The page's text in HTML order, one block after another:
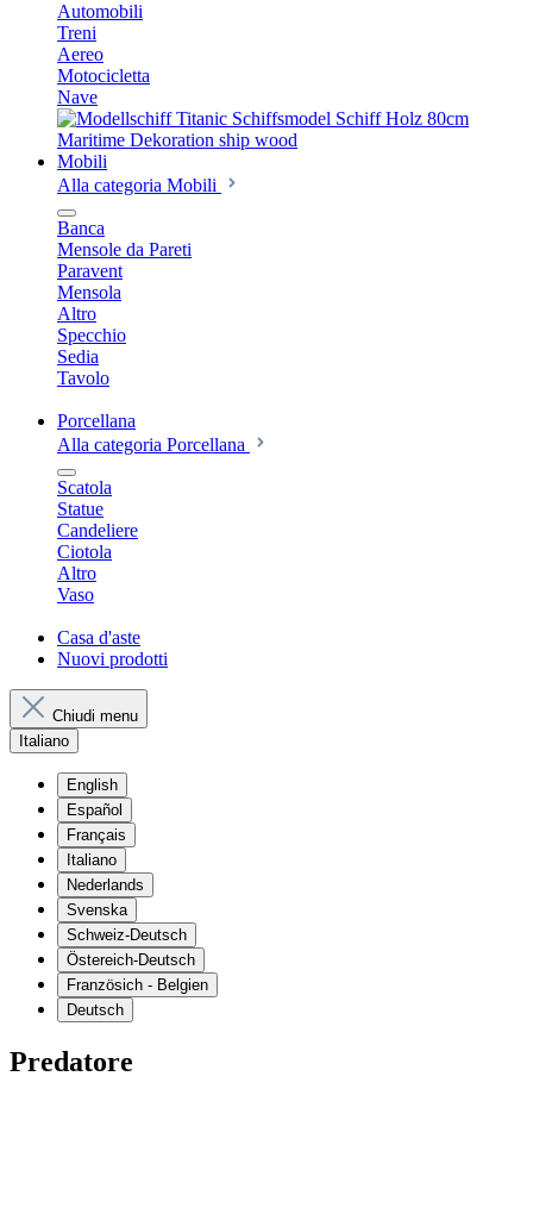
Automobili
Treni
Aereo
Motocicletta
Nave
Mobili
Alla categoria Mobili
Banca
Mensole da Pareti
Paravent
Mensola
Altro
Specchio
Sedia
Tavolo
Porcellana
Alla categoria Porcellana
Scatola
Statue
Candeliere
Ciotola
Altro
Vaso
Casa d'aste
Nuovi prodotti
Chiudi menu
Italiano
English
Español
Français
Italiano
Nederlands
Svenska
Schweiz-Deutsch
Östereich-Deutsch
Französich - Belgien
Deutsch
Predatore